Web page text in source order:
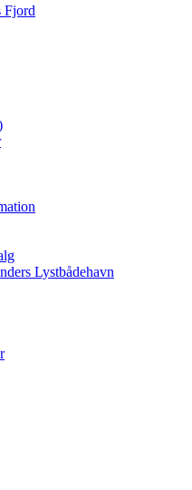
Fjord
Lystbådehavn